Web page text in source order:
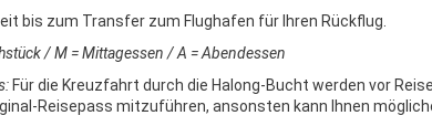
bis zum Transfer zum Flughafen für Ihren Rückflug.
/ M = Mittagessen / A = Abendessen
Für die Kreuzfahrt durch die Halong-Bucht werden vor
Reisepass mitzuführen, ansonsten kann Ihnen